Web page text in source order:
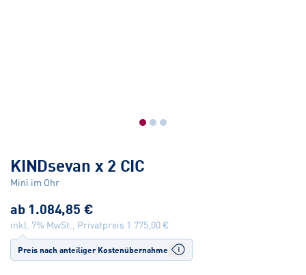
KINDsevan x 2 CIC
Mini im Ohr
ab 1.084,85 €
inkl. 7% MwSt., Privatpreis 1.775,00 €
Preis nach anteiliger Kostenübernahme